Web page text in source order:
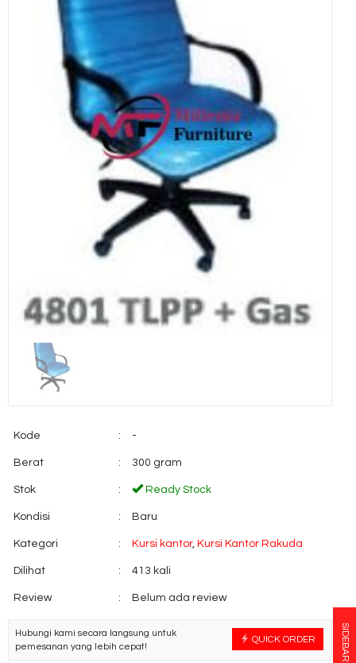
Kode : -
Berat : 300 gram
Stok : Ready Stock
Kondisi : Baru
Kategori : Kursi kantor, Kursi Kantor Rakuda
Dilihat : 413 kali
Review : Belum ada review
QUICK ORDER
Hubungi kami secara langsung untuk
pemesanan yang lebih cepat!
SIDEBAR